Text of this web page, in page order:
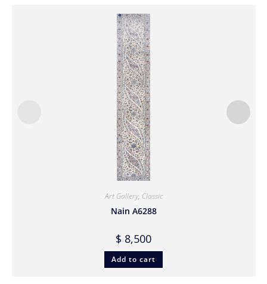
Art Gallery, Classic
Nain A6288
$ 8,500
Add to cart